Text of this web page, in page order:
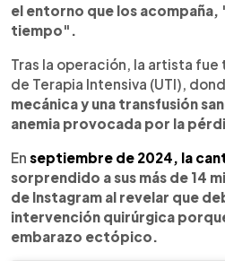
el entorno que los
tiempo".
Tras la operación, la artista fue
de Terapia Intensiva (UTI),
mecánica y una transfusión
anemia provocada por la
En septiembre de 2024, la
sorprendido a sus más de 14
de Instagram al revelar que
intervención quirúrgica
embarazo ectópico.